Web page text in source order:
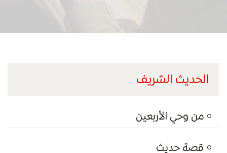
الحديث الشريف
من وحي الأربعين
قصة حديث